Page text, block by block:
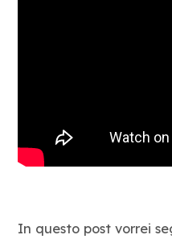
In questo post vorrei